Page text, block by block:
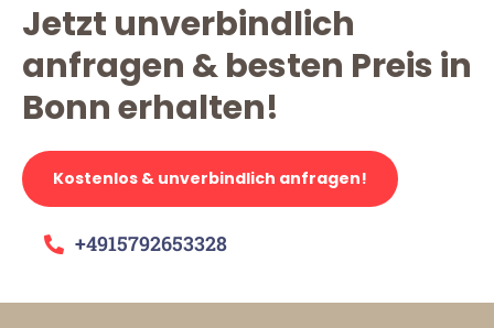
Jetzt unverbindlich
anfragen & besten Preis in
Bonn erhalten!
Kostenlos & unverbindlich anfragen!
+4915792653328